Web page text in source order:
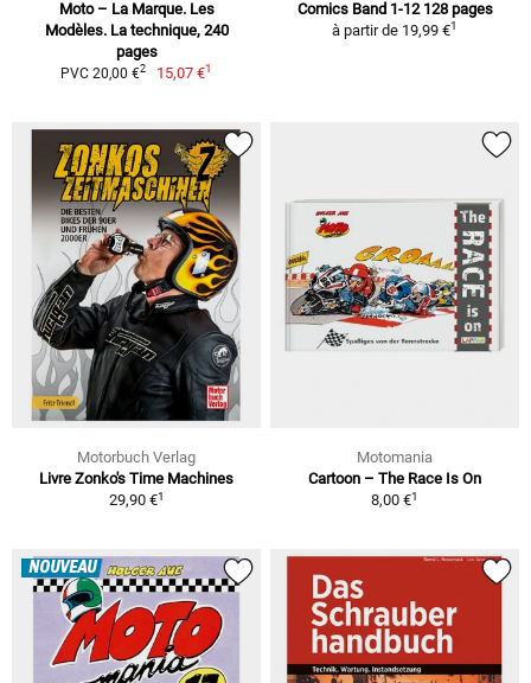
Moto – La Marque. Les
Modèles. La technique, 240
pages
PVC 20,00 €2 15,07 €1
Comics Band 1-12 128 pages
à partir de 19,99 €1
Motorbuch Verlag
Livre Zonko's Time Machines
29,90 €1
Motomania
Cartoon – The Race Is On
8,00 €1
NOUVEAU